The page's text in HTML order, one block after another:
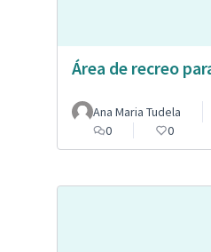
Área de recreo
Ana Maria Tudela
0
0